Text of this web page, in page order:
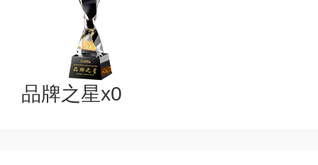
品牌之星x0